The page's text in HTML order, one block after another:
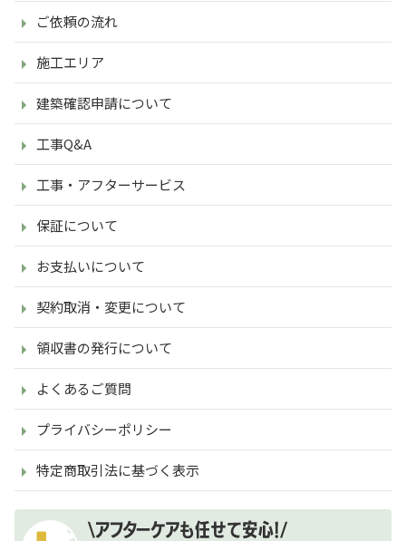
ご依頼の流れ
施工エリア
建築確認申請について
工事Q&A
工事・アフターサービス
保証について
お支払いについて
契約取消・変更について
領収書の発行について
よくあるご質問
プライバシーポリシー
特定商取引法に基づく表示